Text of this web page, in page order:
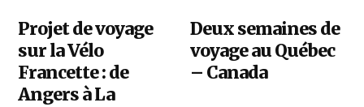
Projet de voyage
sur la Vélo
Francette : de
Angers à La
Deux semaines de
voyage au Québec
– Canada